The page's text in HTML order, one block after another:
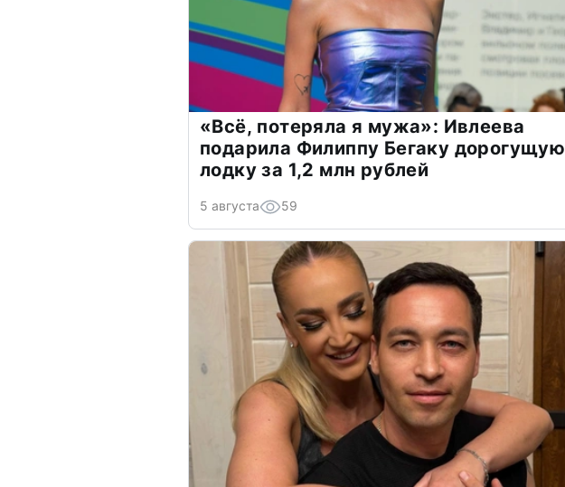
«Всё, потеряла я мужа»: Ивлеева
подарила Филиппу Бегаку дорогущую
лодку за 1,2 млн рублей
5 августа 59